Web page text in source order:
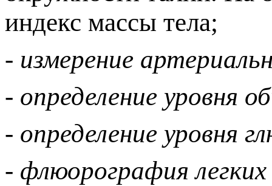
индекс массы тела;
- измерение
- определение уровня
- определение уровня
- флюорография